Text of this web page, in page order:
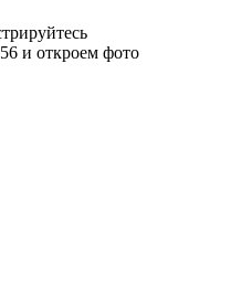
и откроем фото